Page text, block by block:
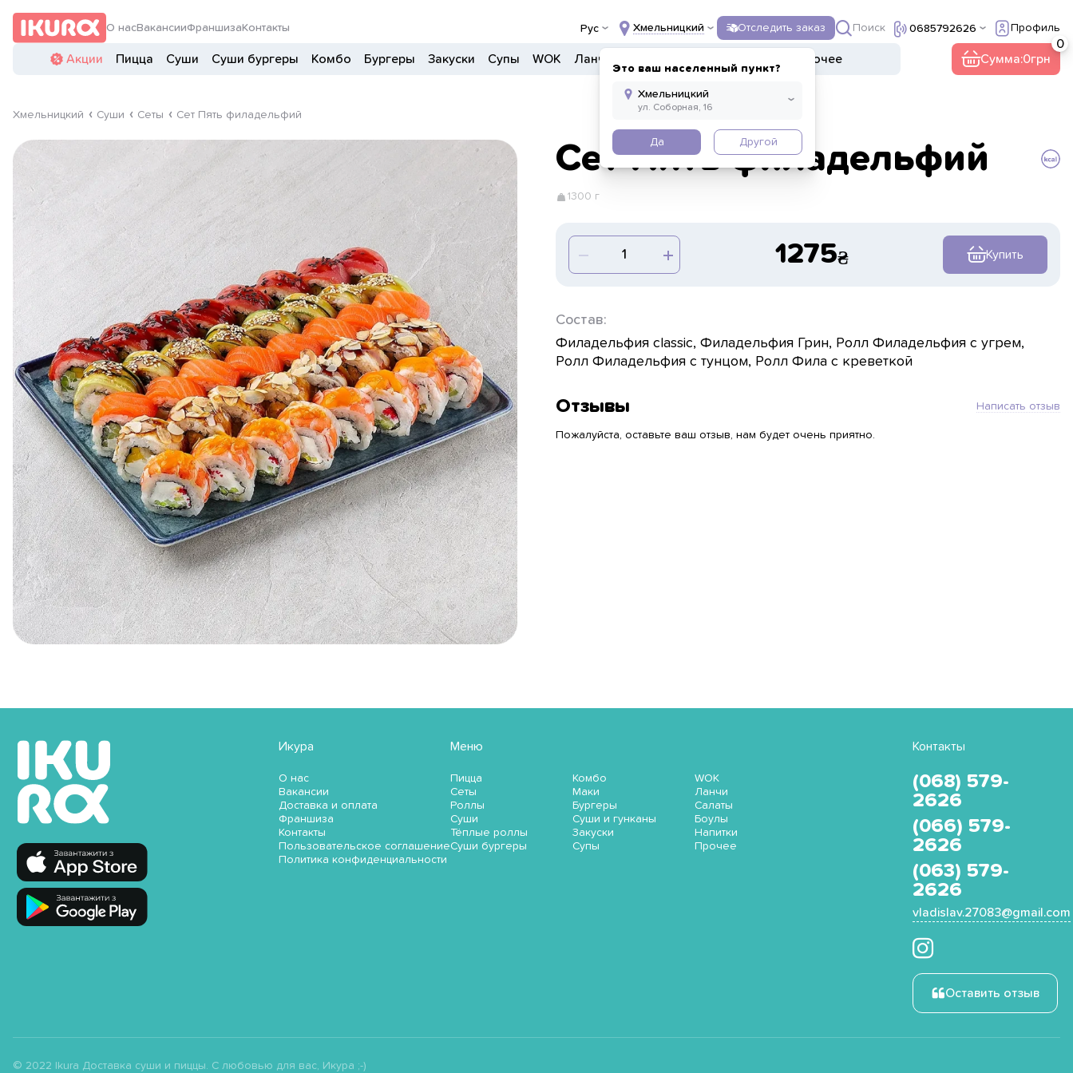
О насВакансииФраншиза Контакты Рус Хмельницкий
Это ваш населенный пункт?
Да Другой
Отследить заказ Поиск 0685792626 Профиль
Акции Пицца Суши Суши бургеры Комбо Бургеры Закуски Супы WOK Ланчи Прочее Сумма:0
Хмельницкий Суши Сеты Сет Пять филадельфий
Сет Пять филадельфий
1300 г
1275 Купить
Состав:
Филадельфия classic, Филадельфия Грин, Ролл Филадельфия с угрем,
Ролл Филадельфия с тунцом, Ролл Фила с креветкой
Отзывы Написать отзыв
Пожалуйста, оставьте ваш отзыв, нам будет очень приятно.
Икура
О нас
Вакансии
Доставка и оплата
Франшиза
Контакты
Пользовательское соглашение
Политика конфиденциальности
Меню
Пицца
Сеты
Роллы
Суши
Тёплые роллы
Суши бургеры
Комбо
Маки
Бургеры
Суши и гунканы
Закуски
Супы
WOK
Ланчи
Салаты
Боулы
Напитки
Прочее
Контакты
(068) 579-
2626
(066) 579-
2626
(063) 579-
2626
vladislav.27083@gmail.com
Оставить отзыв
© 2022 Ikura Доставка суши и пиццы. С любовью для вас, Икура ;-)